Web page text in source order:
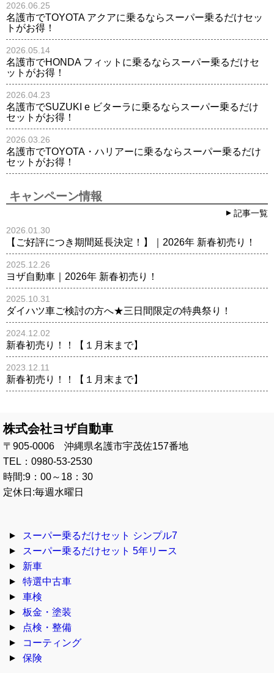
2026.06.25
名護市でTOYOTA アクアに乗るならスーパー乗るだけセッ
トがお得！
2026.05.14
名護市でHONDA フィットに乗るならスーパー乗るだけセ
ットがお得！
2026.04.23
名護市でSUZUKI e ビターラに乗るならスーパー乗るだけ
セットがお得！
2026.03.26
名護市でTOYOTA・ハリアーに乗るならスーパー乗るだけ
セットがお得！
キャンペーン情報
記事一覧
2026.01.30
【ご好評につき期間延長決定！】｜2026年 新春初売り！
2025.12.26
ヨザ自動車｜2026年 新春初売り！
2025.10.31
ダイハツ車ご検討の方へ★三日間限定の特典祭り！
2024.12.02
新春初売り！！【１月末まで】
2023.12.11
新春初売り！！【１月末まで】
株式会社ヨザ自動車
〒905-0006 沖縄県名護市宇茂佐157番地
TEL：0980-53-2530
時間:9：00～18：30
定休日:毎週水曜日
スーパー乗るだけセット シンプル7
スーパー乗るだけセット 5年リース
新車
特選中古車
車検
板金・塗装
点検・整備
コーティング
保険